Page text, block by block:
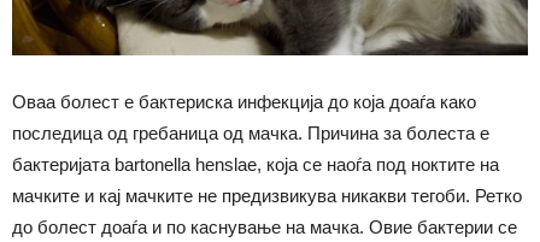
Оваа болест е бактериска инфекција до која доаѓа како
последица од гребаница од мачка. Причина за болеста е
бактеријата bartonella henslae, која се наоѓа под ноктите на
мачките и кај мачките не предизвикува никакви тегоби. Ретко
до болест доаѓа и по каснување на мачка. Овие бактерии се